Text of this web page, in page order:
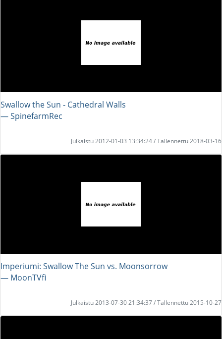
Swallow the Sun - Cathedral Walls
― SpinefarmRec
Julkaistu 2012-01-03 13:34:24 / Tallennettu 2018-03-16
Imperiumi: Swallow The Sun vs. Moonsorrow
― MoonTVfi
Julkaistu 2013-07-30 21:34:37 / Tallennettu 2015-10-27